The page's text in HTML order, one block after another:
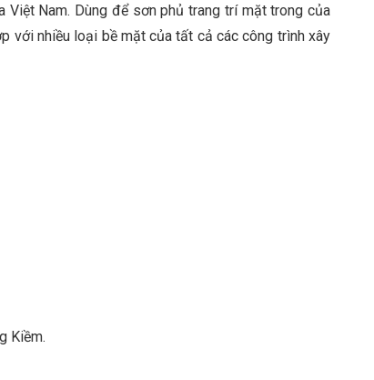
Nam. Dùng để sơn phủ trang trí mặt trong của
với nhiều loại bề mặt của tất cả các công trình xây
Kiềm.